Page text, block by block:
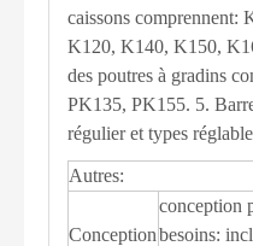
caissons
K120, K140, K150,
des poutres à gradins
PK135, PK155. 5.
régulier et types
Autres:
Conception
conception
besoins: